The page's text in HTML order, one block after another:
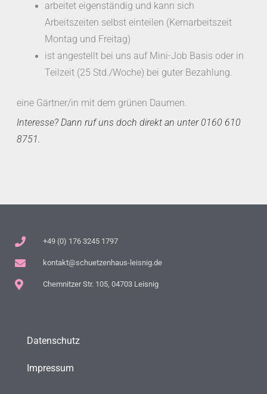
arbeitet eigenständig und kann sich
Arbeitszeiten selbst einteilen (Kernarbeitszeit
Montag und Freitag)
ist angestellt bei uns auf Mini-Job Basis oder in
Teilzeit (25 Std./Woche) bei guter Bezahlung.
eine Gärtner/in mit dem grünen Daumen.
Interesse? Dann ruf uns doch direkt an unter 0160 610
8751.
+49 (0) 176 3245 1797
kontakt@schuetzenhaus-leisnig.de
Chemnitzer Str. 105, 04703 Leisnig
Datenschutz
Impressum